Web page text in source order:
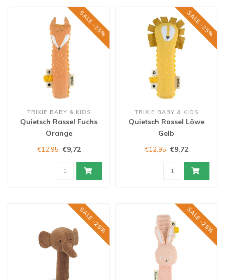
SALE -25%
TRIXIE BABY & KIDS
Quietsch Rassel Fuchs
Orange
€12,95 €9,72
SALE -25%
TRIXIE BABY & KIDS
Quietsch Rassel Löwe
Gelb
€12,95 €9,72
SALE -25% SALE -25%